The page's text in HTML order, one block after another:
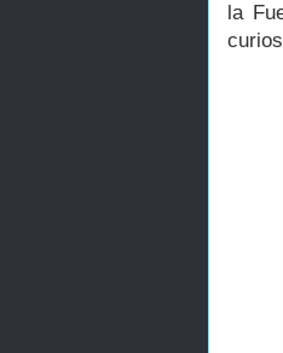
la